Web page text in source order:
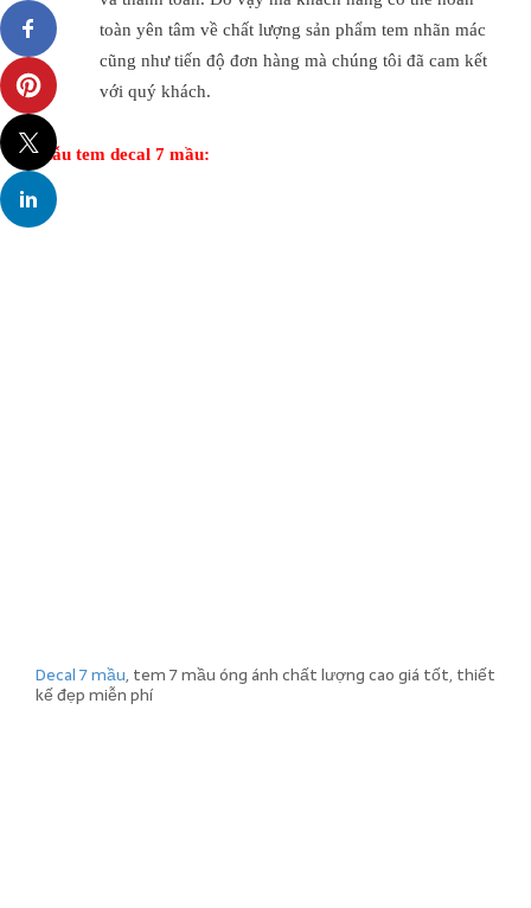
toàn yên tâm về chất lượng sản phẩm tem nhãn mác
cũng như tiến độ đơn hàng mà chúng tôi đã cam kết
với quý khách.
Mẫu tem decal 7 mầu:
Decal 7 mầu, tem 7 mầu óng ánh chất lượng cao giá tốt, thiết
kế đẹp miễn phí